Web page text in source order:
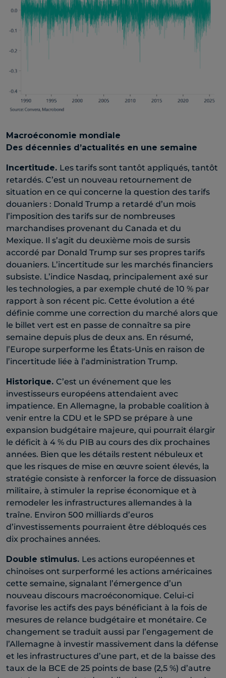
Macroéconomie mondiale
Des décennies d’actualités en une semaine
Incertitude. Les tarifs sont tantôt appliqués, tantôt
retardés. C’est un nouveau retournement de
situation en ce qui concerne la question des tarifs
douaniers : Donald Trump a retardé d’un mois
l’imposition des tarifs sur de nombreuses
marchandises provenant du Canada et du
Mexique. Il s’agit du deuxième mois de sursis
accordé par Donald Trump sur ses propres tarifs
douaniers. L’incertitude sur les marchés financiers
subsiste. L’indice Nasdaq, principalement axé sur
les technologies, a par exemple chuté de 10 % par
rapport à son récent pic. Cette évolution a été
définie comme une correction du marché alors que
le billet vert est en passe de connaître sa pire
semaine depuis plus de deux ans. En résumé,
l’Europe surperforme les États-Unis en raison de
l’incertitude liée à l’administration Trump.
Historique. C’est un événement que les
investisseurs européens attendaient avec
impatience. En Allemagne, la probable coalition à
venir entre la CDU et le SPD se prépare à une
expansion budgétaire majeure, qui pourrait élargir
le déficit à 4 % du PIB au cours des dix prochaines
années. Bien que les détails restent nébuleux et
que les risques de mise en œuvre soient élevés, la
stratégie consiste à renforcer la force de dissuasion
militaire, à stimuler la reprise économique et à
remodeler les infrastructures allemandes à la
traîne. Environ 500 milliards d’euros
d’investissements pourraient être débloqués ces
dix prochaines années.
Double stimulus. Les actions européennes et
chinoises ont surperformé les actions américaines
cette semaine, signalant l’émergence d’un
nouveau discours macroéconomique. Celui-ci
favorise les actifs des pays bénéficiant à la fois de
mesures de relance budgétaire et monétaire. Ce
changement se traduit aussi par l’engagement de
l’Allemagne à investir massivement dans la défense
et les infrastructures d’une part, et de la baisse des
taux de la BCE de 25 points de base (2,5 %) d’autre